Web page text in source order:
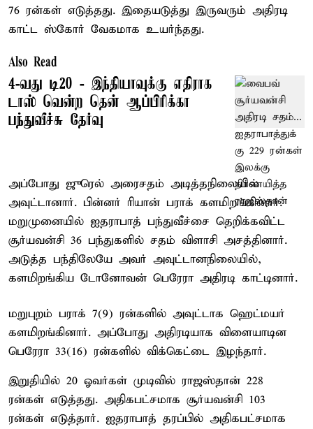
76 ரன்கள் எடுத்தது. இதையடுத்து இருவரும் அதிரடி
காட்ட ஸ்கோர் வேகமாக உயர்ந்தது.
Also Read
4-வது டி20 - இந்தியாவுக்கு எதிராக
டாஸ் வென்ற தென் ஆப்பிரிக்கா
பந்துவீச்சு தேர்வு
அப்போது ஜுரெல் அரைசதம் அடித்தநிலையில்
அவுட்டானார். பின்னர் ரியான் பராக் களமிறங்கினார்.
மறுமுனையில் ஐதராபாத் பந்துவீச்சை தெறிக்கவிட்ட
சூர்யவன்சி 36 பந்துகளில் சதம் விளாசி அசத்தினார்.
அடுத்த பந்திலேயே அவர் அவுட்டானநிலையில்,
களமிறங்கிய டோனோவன் பெரேரா அதிரடி காட்டினார்.
மறுபுறம் பராக் 7(9) ரன்களில் அவுட்டாக ஹெட்மயர்
களமிறங்கினார். அப்போது அதிரடியாக விளையாடின
பெரேரா 33(16) ரன்களில் விக்கெட்டை இழந்தார்.
இறுதியில் 20 ஓவர்கள் முடிவில் ராஜஸ்தான் 228
ரன்கள் எடுத்தது. அதிகபட்சமாக சூர்யவன்சி 103
ரன்கள் எடுத்தார். ஐதராபாத் தரப்பில் அதிகபட்சமாக